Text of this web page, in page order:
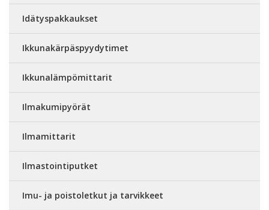
Idätyspakkaukset
Ikkunakärpäspyydytimet
Ikkunalämpömittarit
Ilmakumipyörät
Ilmamittarit
Ilmastointiputket
Imu- ja poistoletkut ja tarvikkeet